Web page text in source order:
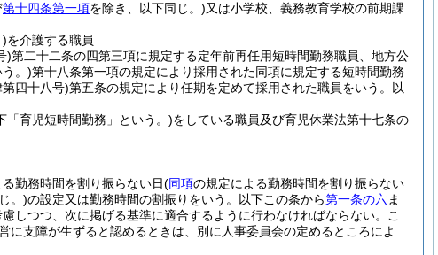
第十四条第一項を除き、以下同じ。)又は小学校、義務教育学校の前期課
)を介護する職員
)第二十二条の四第三項に規定する定年前再任用短時間勤務職員、地方公
。)第十八条第一項の規定により採用された同項に規定する短時間勤務
四十八号)第五条の規定により任期を定めて採用された職員をいう。以
「育児短時間勤務」という。)をしている職員及び育児休業法第十七条の
勤務時間を割り振らない日(同項の規定による勤務時間を割り振らない
。)の設定又は勤務時間の割振りをいう。以下この条から第一条の六ま
しつつ、次に掲げる基準に適合するように行わなければならない。
こ
支障が生ずると認めるときは、別に人事委員会の定めるところによ